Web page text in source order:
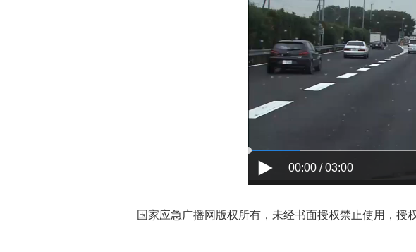
00:00 / 03:00
国家应急广播网版权所有，未经书面授权禁止使用，授